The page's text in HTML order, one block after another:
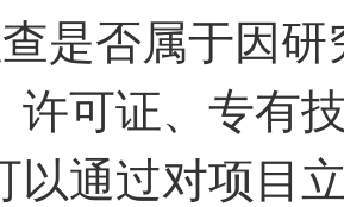
查是否属于因
许可证、专有
以通过对项目